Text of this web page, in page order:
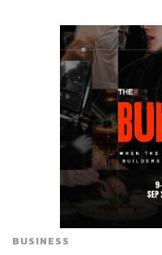
BUSINESS